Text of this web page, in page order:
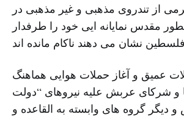
از تندروی مذهبی و غیر مذهبی در
مقدس نمایانه ایی خود را طرفدار
عمیق و آغاز حملات هوایی هماهنگ
و شرکای عربش علیه نیروهای “دولت
دیگر گروه های وابسته به القاعده و